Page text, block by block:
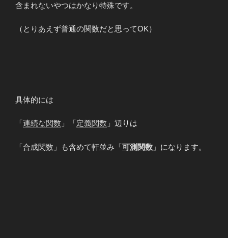
\end{array}
含まれないやつはかなり特殊です。
（とりあえず普通の関数だと思ってOK）
具体的には
「連続な関数 」「定義関数 」辺りは
「合成関数 」も含めて軒並み「可測関数 」になります。